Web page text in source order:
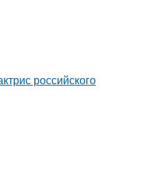
российского